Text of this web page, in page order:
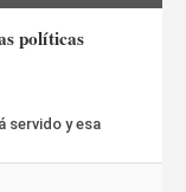
políticas
servido y esa